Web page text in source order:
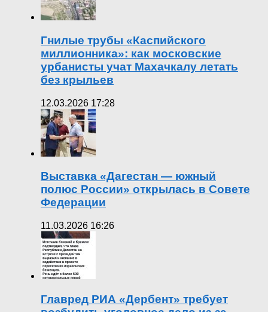
Гнилые трубы «Каспийского
миллионника»: как московские
урбанисты учат Махачкалу летать
без крыльев
12.03.2026 17:28
Выставка «Дагестан — южный
полюс России» открылась в Совете
Федерации
11.03.2026 16:26
Главред РИА «Дербент» требует